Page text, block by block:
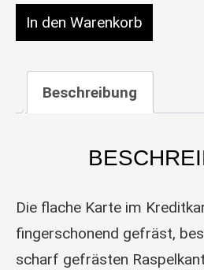
Grinder Card – Metall-
In den Warenkorb
Beschreibung
Die flache Karte im
fingerschonend gefräst,
scharf gefrästen